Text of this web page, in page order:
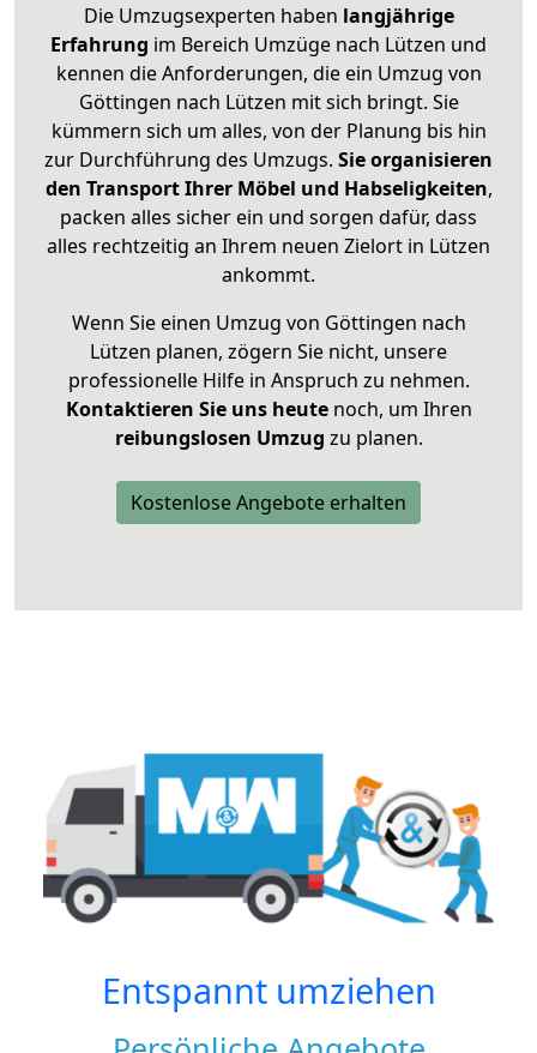
Die Umzugsexperten haben langjährige
Erfahrung im Bereich Umzüge nach Lützen und
kennen die Anforderungen, die ein Umzug von
Göttingen nach Lützen mit sich bringt. Sie
kümmern sich um alles, von der Planung bis hin
zur Durchführung des Umzugs. Sie organisieren
den Transport Ihrer Möbel und Habseligkeiten,
packen alles sicher ein und sorgen dafür, dass
alles rechtzeitig an Ihrem neuen Zielort in Lützen
ankommt.
Wenn Sie einen Umzug von Göttingen nach
Lützen planen, zögern Sie nicht, unsere
professionelle Hilfe in Anspruch zu nehmen.
Kontaktieren Sie uns heutenoch, um Ihren
reibungslosen Umzug zu planen.
Kostenlose Angebote erhalten
Entspannt umziehen